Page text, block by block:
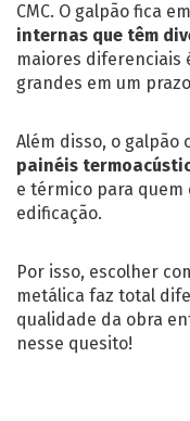
CMC. O galpão fica
internas que têm
maiores diferenciais
grandes em um
Além disso, o galpão
painéis
e térmico para
edificação.
Por isso, escolher
metálica faz total
qualidade da obra
nesse quesito!